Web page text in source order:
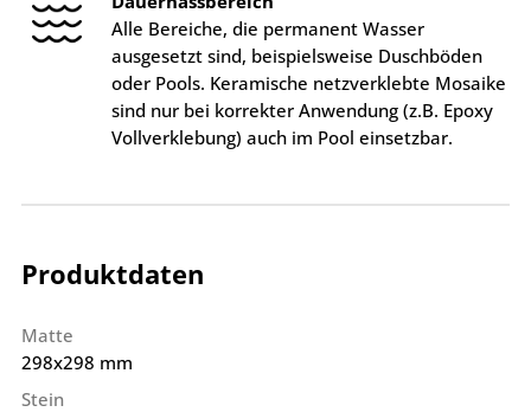
Alle Bereiche, die permanent Wasser
ausgesetzt sind, beispielsweise Duschböden
oder Pools. Keramische netzverklebte Mosaike
sind nur bei korrekter Anwendung (z.B. Epoxy
Vollverklebung) auch im Pool einsetzbar.
Produktdaten
Matte
298x298 mm
Stein